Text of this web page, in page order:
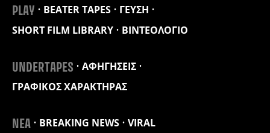
PLAY BEATER TAPES
ΓΕΥΣΗ
SHORT FILM LIBRARY
ΒΙΝΤΕΟΛΟΓΙΟ
UNDERTAPES
ΑΦΗΓΗΣΕΙΣ
ΓΡΑΦΙΚΟΣ ΧΑΡΑΚΤΗΡΑΣ
ΝΕΑ BREAKING NEWS VIRAL